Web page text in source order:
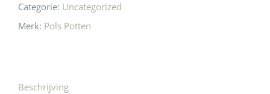
Categorie: Uncategorized
Merk: Pols Potten
Beschrijving